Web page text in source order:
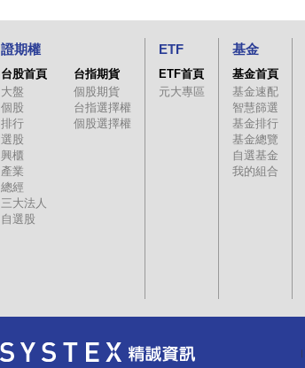
證期權
台股首頁
大盤
個股
排行
選股
興櫃
產業
總經
三大法人
自選股
台指期貨
個股期貨
台指選擇權
個股選擇權
ETF
ETF首頁
元大專區
基金
基金首頁
基金速配
智慧篩選
基金排行
基金總覽
自選基金
我的組合